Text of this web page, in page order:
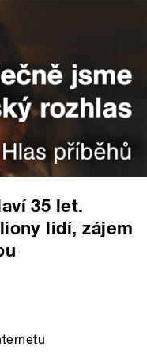
35 let.
lidí, zájem